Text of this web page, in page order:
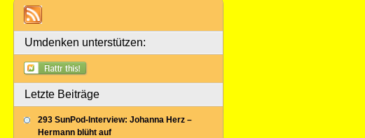
Umdenken unterstützen:
Letzte Beiträge
293 SunPod-Interview: Johanna Herz –
Hermann blüht auf